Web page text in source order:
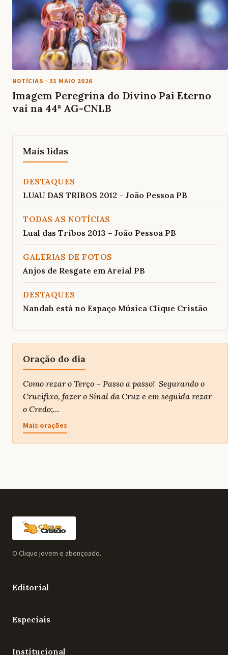
NOTÍCIAS · 31 MAIO 2026
Imagem Peregrina do Divino Pai Eterno
vai na 44ª AG-CNLB
Mais lidas
DESTAQUES
LUAU DAS TRIBOS 2012 – João Pessoa PB
TODAS AS NOTÍCIAS
Lual das Tribos 2013 – João Pessoa PB
GALERIAS DE FOTOS
Anjos de Resgate em Areial PB
DESTAQUES
Nandah está no Espaço Música Clique Cristão
Oração do dia
Como rezar o Terço – Passo a passo! Segurando o
Crucifixo, fazer o Sinal da Cruz e em seguida rezar
o Credo;…
Mais orações
O Clique jovem e abençoado.
Editorial
Especiais
Institucional